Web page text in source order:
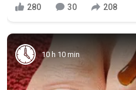
280 30 208
10 h 10 min